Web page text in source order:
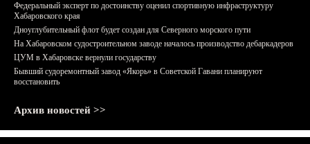
Федеральный эксперт по достоинству оценил спортивную инфраструктуру
Хабаровского края
Дноуглубительный флот будет создан для Северного морского пути
На Хабаровском судостроительном заводе началось производство дебаркадеров
ЦУМ в Хабаровске вернули государству
Бывший судоремонтный завод «Якорь» в Советской Гавани планируют
восстановить
Архив новостей >>